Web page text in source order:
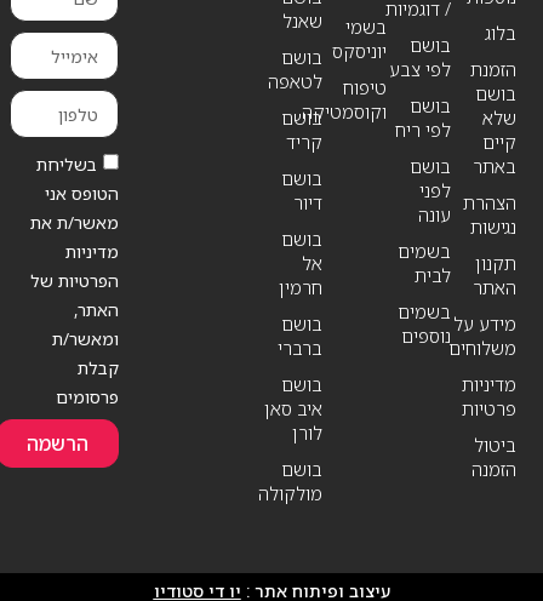
בלוג
הזמנת
בושם
שלא
קיים
באתר
הצהרת
נגישות
תקנון
האתר
מידע על
משלוחים
מדיניות
פרטיות
ביטול
הזמנה
בשמי
יוניסקס
טיפוח
וקוסמטיקה
/ דוגמיות
בושם
לפי צבע
בושם
לפי ריח
בושם
לפני
עונה
בשמים
לבית
בשמים
נוספים
שאנל
בושם
לטאפה
בושם
קריד
בושם
דיור
בושם
אל
חרמין
בושם
ברברי
בושם
איב סאן
לורן
בושם
מולקולה
בשליחת
הטופס אני
מאשר/ת את
מדיניות
הפרטיות של
האתר,
ומאשר/ת
קבלת
פרסומים
הרשמה
עיצוב ופיתוח אתר : יו די סטודיו